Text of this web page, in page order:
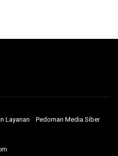
Layanan
Pedoman Media Siber